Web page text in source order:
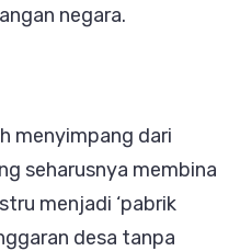
negara.
menyimpang dari
seharusnya membina
menjadi ‘pabrik
desa tanpa